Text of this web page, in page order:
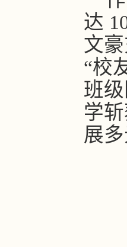
达
文
“校
班
学
展